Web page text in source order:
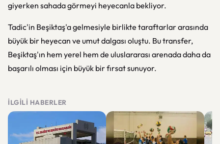
giyerken sahada görmeyi heyecanla bekliyor.
Tadic'in Beşiktaş'a gelmesiyle birlikte taraftarlar arasında
büyük bir heyecan ve umut dalgası oluştu. Bu transfer,
Beşiktaş'ın hem yerel hem de uluslararası arenada daha da
başarılı olması için büyük bir fırsat sunuyor.
İLGILI HABERLER